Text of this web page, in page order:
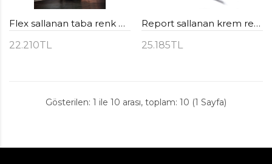
Flex sallanan taba renk dinlenme - TV koltuğu
22.210TL
Report sallanan krem renk dinlenme - TV koltuğu
25.185TL
Gösterilen: 1 ile 10 arası, toplam: 10 (1 Sayfa)